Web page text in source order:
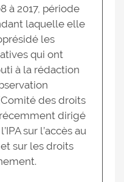
à 2017, période
laquelle elle
les
qui ont
à la rédaction
des droits
récemment dirigé
sur l’accès au
sur les droits